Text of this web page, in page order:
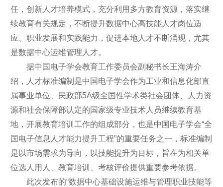
任，创新人才培养模式，充分利用多方教育资源，落实继
续教育有关规定，不断提升数据中心高技能人才岗位适
应、职业发展和实践能力，促进本地人才不断涌现，尤其
是数据中心运维管理人才。
据中国电子学会教育工作委员会副秘书长王海涛介
绍，人才标准编制是中国电子学会作为工业和信息化部直
属事业单位、民政部5A级全国性学术类社会团体、人力资
源和社会保障部认定的国家级专业技术人员继续教育基
地，开展教育培训工作的组成部分，也是中国电子学会“全
国电子信息人才能力提升工程”的重要任务之一，标准编制
是以市场需求为导向，以技能提升为目标，旨在为相关单
位选人用人、教育培训、考核评价提供重要参考依据。
此次发布的“数据中心基础设施运维与管理职业技能等